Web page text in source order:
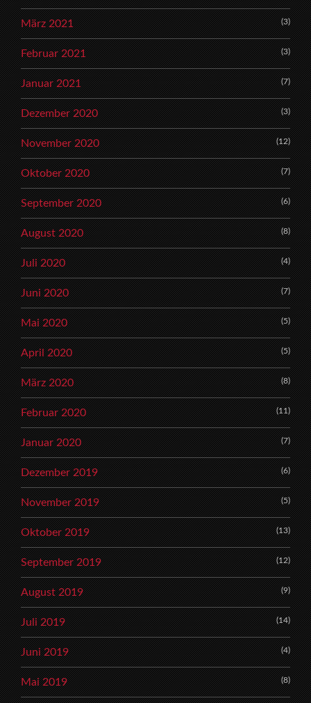
März 2021 (3)
Februar 2021 (3)
Januar 2021 (7)
Dezember 2020 (3)
November 2020 (12)
Oktober 2020 (7)
September 2020 (6)
August 2020 (8)
Juli 2020 (4)
Juni 2020 (7)
Mai 2020 (5)
April 2020 (5)
März 2020 (8)
Februar 2020 (11)
Januar 2020 (7)
Dezember 2019 (6)
November 2019 (5)
Oktober 2019 (13)
September 2019 (12)
August 2019 (9)
Juli 2019 (14)
Juni 2019 (4)
Mai 2019 (8)